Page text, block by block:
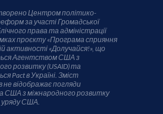
Центром політико-
за участі Громадської
права та адміністрації
проєкту «Програма сприяння
активності «Долучайся!», що
Агентством США з
розвитку (USAID) та
Pact в Україні. Зміст
не відображає погляди
США з міжнародного розвитку
уряду США.